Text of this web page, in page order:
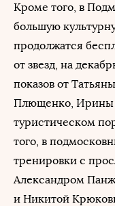
Кроме того, в
большую
продолжатся
от звезд, на
показов от
Плющенко, Ирины
туристическом
того, в
тренировки с
Александром
и Никитой